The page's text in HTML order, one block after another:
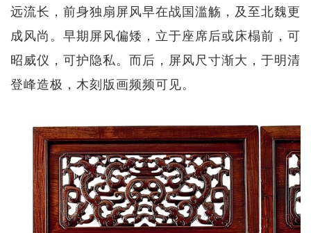
远流长，前身独扇屏风早在战国滥觞，及至北魏更
成风尚。早期屏风偏矮，立于座席后或床榻前，可
昭威仪，可护隐私。而后，屏风尺寸渐大，于明清
登峰造极，木刻版画频频可见。